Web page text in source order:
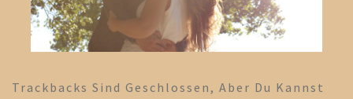
Trackbacks Sind Geschlossen, Aber Du Kannst